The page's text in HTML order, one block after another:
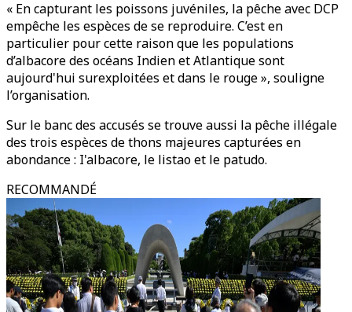
« En capturant les poissons juvéniles, la pêche avec DCP
empêche les espèces de se reproduire. C’est en
particulier pour cette raison que les populations
d’albacore des océans Indien et Atlantique sont
aujourd'hui surexploitées et dans le rouge », souligne
l’organisation.
Sur le banc des accusés se trouve aussi la pêche illégale
des trois espèces de thons majeures capturées en
abondance : I'albacore, le listao et le patudo.
RECOMMANDÉ